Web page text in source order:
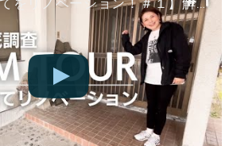
【築４３年戸建てをリノベーション！＃１】解体前のルームツアー